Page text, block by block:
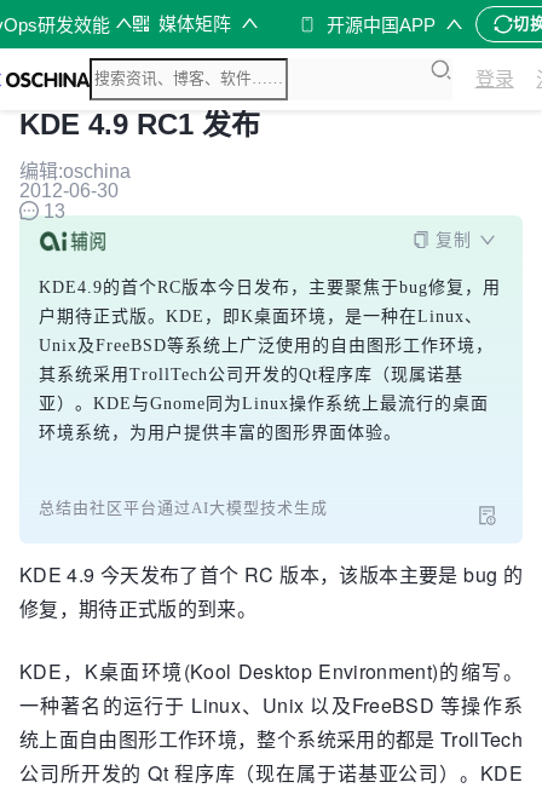
研发效能 媒体矩阵 开源中国APP 切
登录
KDE 4.9 RC1 发布
编辑:oschina
2012-06-30
13
复制
KDE4.9的首个RC版本今日发布，主要聚焦于bug修复，用
户期待正式版。KDE，即K桌面环境，是一种在Linux、
Unix及FreeBSD等系统上广泛使用的自由图形工作环境，
其系统采用TrollTech公司开发的Qt程序库（现属诺基
亚）。KDE与Gnome同为Linux操作系统上最流行的桌面
环境系统，为用户提供丰富的图形界面体验。
总结由社区平台通过AI大模型技术生成
KDE 4.9 今天发布了首个 RC 版本，该版本主要是 bug 的
修复，期待正式版的到来。
KDE，K桌面环境(Kool Desktop Environment)的缩写。
一种著名的运行于 Linux、Unix 以及FreeBSD 等操作系
统上面自由图形工作环境，整个系统采用的都是 TrollTech
公司所开发的 Qt 程序库（现在属于诺基亚公司）。KDE